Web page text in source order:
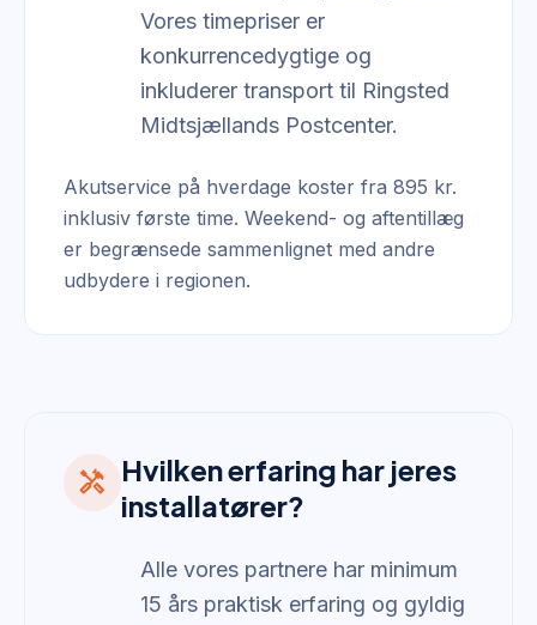
Vores timepriser er
konkurrencedygtige og
inkluderer transport til Ringsted
Midtsjællands Postcenter.
Akutservice på hverdage koster fra 895 kr.
inklusiv første time. Weekend- og aftentillæg
er begrænsede sammenlignet med andre
udbydere i regionen.
handyman Hvilken erfaring har jeres
installatører?
Alle vores partnere har minimum
15 års praktisk erfaring og gyldig